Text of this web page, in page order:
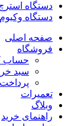
دستگاه
دستگاه وکیوم
صفحه اصلی
فروشگاه
حساب
سبد
پرداخت
تعمیرات
وبلاگ
راهنمای خرید